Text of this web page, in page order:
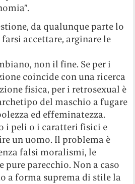
da qualunque parte lo
farsi accettare, arginare le
non il fine. Se per i
coincide con una ricerca
fisica, per i retrosexual è
del maschio a fugare
ed effeminatezza.
i peli o i caratteri fisici e
un uomo. Il problema è
falsi moralismi, le
pure parecchio. Non a caso
a forma suprema di stile la